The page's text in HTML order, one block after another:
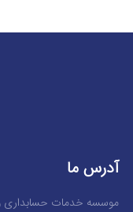
آدرس ما
موسسه خدمات حسابداری و